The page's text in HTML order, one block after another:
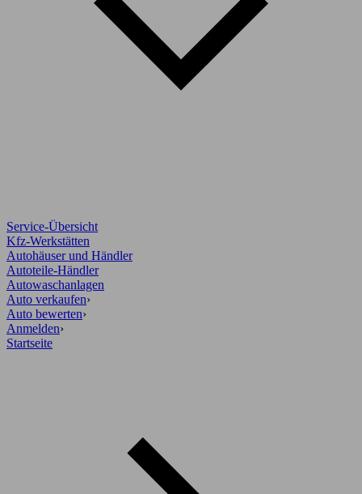
Service-Übersicht
Kfz-Werkstätten
Autohäuser und Händler
Autoteile-Händler
Autowaschanlagen
Auto verkaufen›
Auto bewerten›
Anmelden›
Startseite